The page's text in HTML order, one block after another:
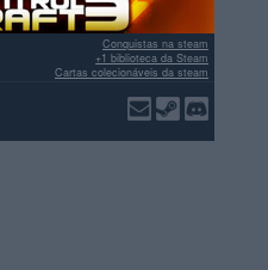
Conquistas na steam
+1 biblioteca da Steam
Cartas colecionáveis da steam